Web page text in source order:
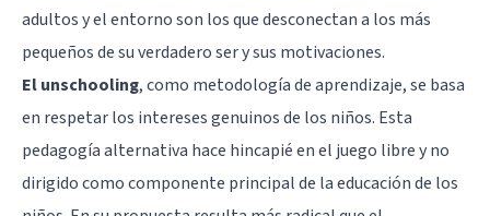
adultos y el entorno son los que desconectan a los más
pequeños de su verdadero ser y sus motivaciones.
El unschooling, como metodología de aprendizaje, se basa
en respetar los intereses genuinos de los niños. Esta
pedagogía alternativa hace hincapié en el juego libre y no
dirigido como componente principal de la educación de los